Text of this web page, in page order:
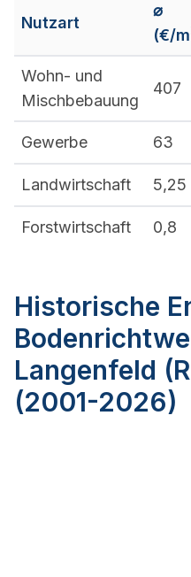
Nutzart
⌀
(€/m
Wohn- und
Mischbebauung
407
Gewerbe 63
Landwirtschaft 5,25
Forstwirtschaft 0,8
Historische
Langenfeld
(2001-2026)